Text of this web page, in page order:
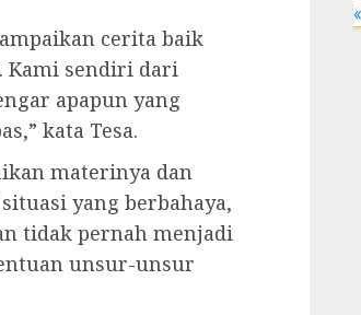
cerita baik
Kami sendiri dari
apapun yang
kata Tesa.
materinya dan
yang berbahaya,
tidak pernah menjadi
unsur-unsur